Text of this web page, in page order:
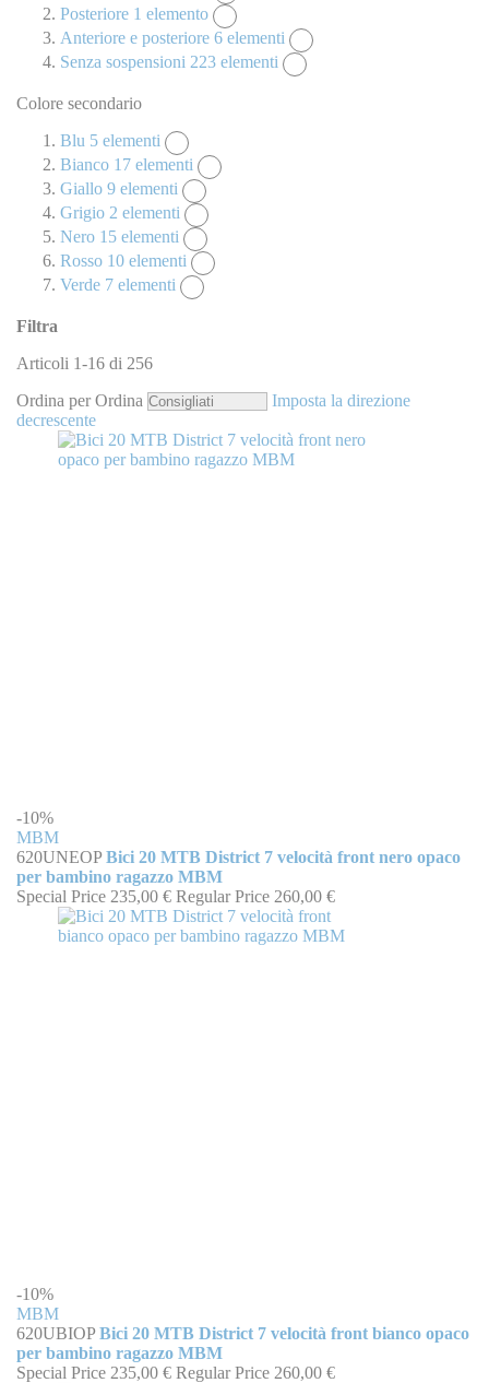
Filtra
Articoli 1-16 di 256
Ordina per Ordina
Imposta la direzione
decrescente
-10%
MBM
620UNEOPBici 20 MTB District 7 velocità front nero opaco
per bambino ragazzo MBM
Special Price 235,00 € Regular Price 260,00 €
-10%
MBM
620UBIOPBici 20 MTB District 7 velocità front bianco opaco
per bambino ragazzo MBM
Special Price 235,00 € Regular Price 260,00 €
Posteriore 1 elemento
Anteriore e posteriore 6 elementi
Senza sospensioni 223 elementi
Colore secondario
Blu 5 elementi
Bianco 17 elementi
Giallo 9 elementi
Grigio 2 elementi
Nero 15 elementi
Rosso 10 elementi
Verde 7 elementi